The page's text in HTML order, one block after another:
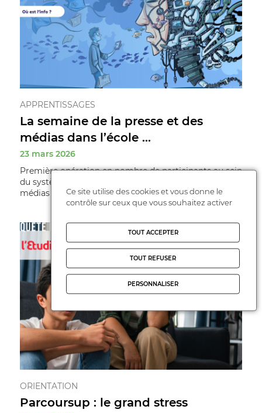
APPRENTISSAGES
La semaine de la presse et des
médias dans l’école ...
23 mars 2026
Première opération en nombre de participants au sein
du système éducatif, la Semaine de la presse et des
médias dans l'école est un dispo ...
ORIENTATION
Parcoursup : le grand stress
Ce site utilise des cookies et vous donne le
contrôle sur ceux que vous souhaitez activer
TOUT ACCEPTER
TOUT REFUSER
PERSONNALISER